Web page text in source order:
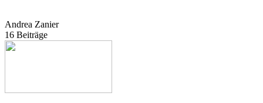
Andrea Zanier
16 Beiträge